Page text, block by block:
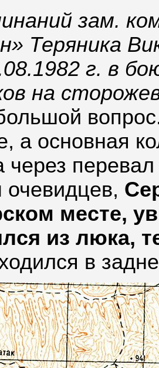
зам.
Теряника
г. в
на
а основная
через
очевидцев,
месте,
из люка,
в